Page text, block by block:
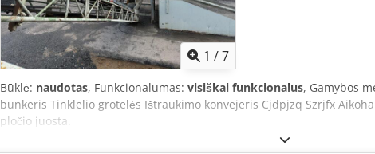
1 /7
Būklė: naudotas, Funkcionalumas: visiškai funkcionalus, Gamybos
bunkeris Tinklelio grotelės Ištraukimo konvejeris Cjdpjzq Szrjfx
pločio juosta.